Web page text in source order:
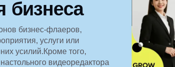
бизнеса
бизнес-флаеров,
услуги или
усилий.Кроме того,
видеоредактора